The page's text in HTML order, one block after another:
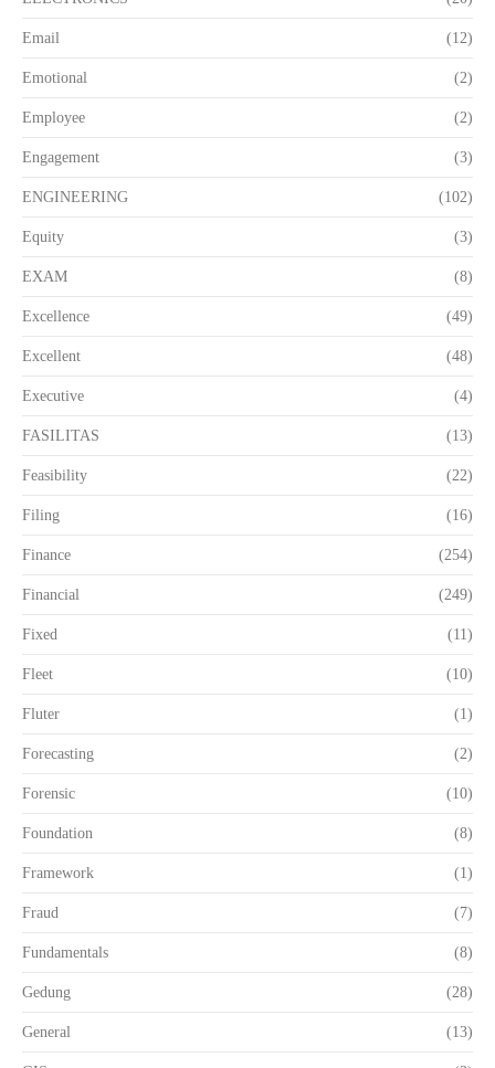
Email (12)
Emotional (2)
Employee (2)
Engagement (3)
ENGINEERING (102)
Equity (3)
EXAM (8)
Excellence (49)
Excellent (48)
Executive (4)
FASILITAS (13)
Feasibility (22)
Filing (16)
Finance (254)
Financial (249)
Fixed (11)
Fleet (10)
Fluter (1)
Forecasting (2)
Forensic (10)
Foundation (8)
Framework (1)
Fraud (7)
Fundamentals (8)
Gedung (28)
General (13)